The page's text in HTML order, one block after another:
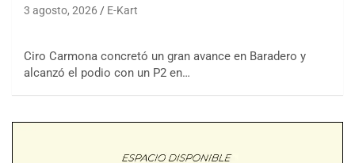
3 agosto, 2026 E-Kart
Ciro Carmona concretó un gran avance en Baradero y
alcanzó el podio con un P2 en…